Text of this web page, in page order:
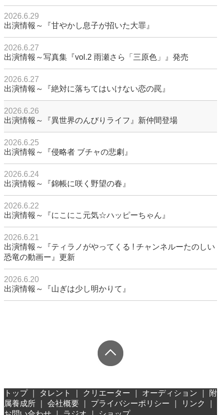
2026.6.29
出演情報～『甘やかし息子が招いた大罪』
2026.6.27
出演情報～写真集『vol.2 雨瀬さら「三原色」』発売
2026.6.27
出演情報～『絶対に落ちてはいけない恋の罠』
2026.6.26
出演情報～『異世界のんびりライフ』新仲間登場
2026.6.25
出演情報～『侵略者 ブチャの悲劇』
2026.6.24
出演情報～『錦帳に咲く野望の春』
2026.6.22
出演情報～『にこにこ元気☆ハッピーちゃん』
2026.6.21
出演情報～『ティラノがやってくる ! チャンネルーたのしい
恐竜の動画ー』更新
2026.6.20
出演情報～『山ぎは少し明かりて』
トップ｜ タレント クリエーター オーディション
附
属養成所
会社概要 プライバシーポリシー リンク